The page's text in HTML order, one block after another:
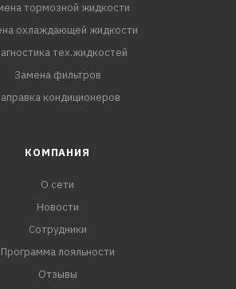
тормозной жидкости
охлаждающей жидкости
тех.жидкостей
Замена фильтров
кондиционеров
КОМПАНИЯ
О сети
Новости
Сотрудники
Программа лояльности
Отзывы